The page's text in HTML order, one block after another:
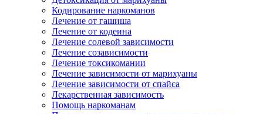
Кодирование наркоманов
Лечение от гашиша
Лечение от кодеина
Лечение солевой зависимости
Лечение созависимости
Лечение токсикомании
Лечение зависимости от марихуаны
Лечение зависимости от спайса
Лекарственная зависимость
Помощь наркоманам